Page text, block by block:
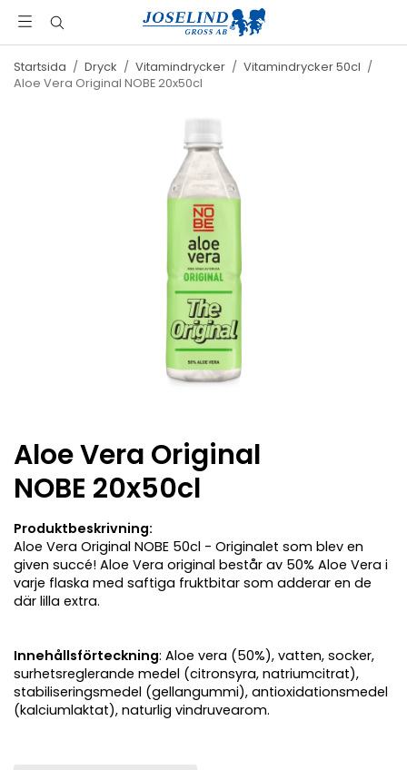
Startsida / Dryck / Vitamindrycker / Vitamindrycker 50cl /
Aloe Vera Original NOBE 20x50cl
Aloe Vera Original
NOBE 20x50cl
Produktbeskrivning:
Aloe Vera Original NOBE 50cl - Originalet som blev en
given succé! Aloe Vera original består av 50% Aloe Vera i
varje flaska med saftiga fruktbitar som adderar en de
där lilla extra.
Innehållsförteckning: Aloe vera (50%), vatten, socker,
surhetsreglerande medel (citronsyra, natriumcitrat),
stabiliseringsmedel (gellangummi), antioxidationsmedel
(kalciumlaktat), naturlig vindruvearom.